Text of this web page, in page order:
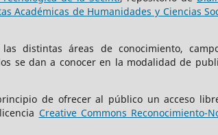
Académicas de Humanidades y Ciencias
distintas áreas de conocimiento,
se dan a conocer en la modalidad de
de ofrecer al público un acceso
Creative Commons Reconocimiento-